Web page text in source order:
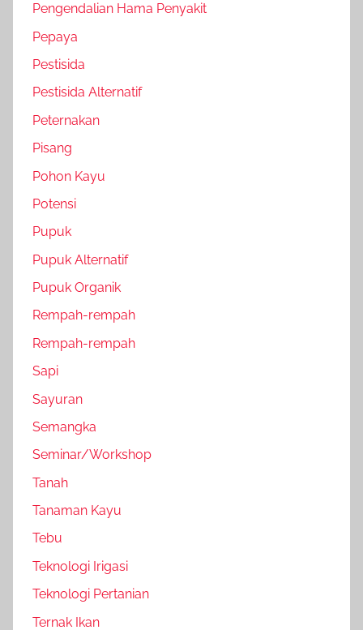
Pengendalian Hama Penyakit
Pepaya
Pestisida
Pestisida Alternatif
Peternakan
Pisang
Pohon Kayu
Potensi
Pupuk
Pupuk Alternatif
Pupuk Organik
Rempah-rempah
Rempah-rempah
Sapi
Sayuran
Semangka
Seminar/Workshop
Tanah
Tanaman Kayu
Tebu
Teknologi Irigasi
Teknologi Pertanian
Ternak Ikan